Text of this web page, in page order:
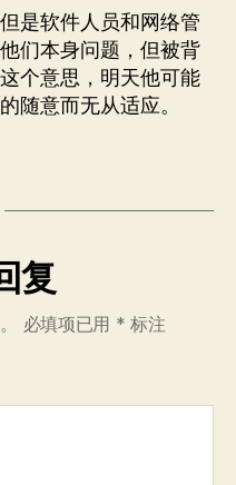
是软件人员和网络管
们本身问题，但被背
个意思，明天他可能
随意而无从适应。
复
必填项已用 * 标注